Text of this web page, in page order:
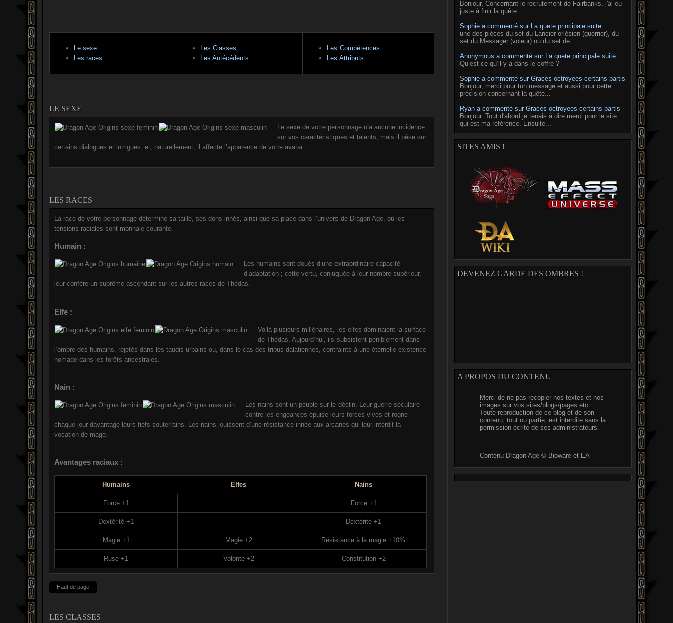
Le sexe
Les races
Les Classes
Les Antécédents
Les Compétences
Les Attributs
LE SEXE
Le sexe de votre personnage n’a aucune incidence
sur vos caractéristiques et talents, mais il pèse sur
certains dialogues et intrigues, et, naturellement, il affecte l’apparence de votre avatar.
LES RACES
La race de votre personnage détermine sa taille, ses dons innés, ainsi que sa place dans l’univers de Dragon Age, où les
tensions raciales sont monnaie courante.
Humain :
Les humains sont doués d’une extraordinaire capacité
d’adaptation ; cette vertu, conjuguée à leur nombre supérieur,
leur confère un suprême ascendant sur les autres races de Thédas.
Elfe :
Voilà plusieurs millénaires, les elfes dominaient la surface
de Thédas. Aujourd’hui, ils subsistent péniblement dans
l’ombre des humains, rejetés dans les taudis urbains ou, dans le cas des tribus dalatiennes, contraints à une éternelle existence
nomade dans les forêts ancestrales.
Nain :
Les nains sont un peuple sur le déclin. Leur guerre séculaire
contre les engeances épuise leurs forces vives et rogne
chaque jour davantage leurs fiefs souterrains. Les nains jouissent d’une résistance innée aux arcanes qui leur interdit la
vocation de mage.
Avantages raciaux :
Humains Elfes Nains
Force +1 Force +1
Dextérité +1 Dextérité +1
Magie +1 Magie +2 Résistance à la magie +10%
Ruse +1 Volonté +2 Constitution +2
Haut de page
LES CLASSES
Bonjour, Concernant le recrutement de Fairbanks, j'ai eu
juste à finir la quête...
Sophie a commenté sur La quete principale suite
une des pièces du set du Lancier orlésien (guerrier), du
set du Messager (voleur) ou du set de...
Anonymous a commenté sur La quete principale suite
Qu’est-ce qu’il y a dans le coffre ?
Sophie a commenté sur Graces octroyees certains partis
Bonjour, merci pour ton message et aussi pour cette
précision concernant la quête...
Ryan a commenté sur Graces octroyees certains partis
Bonjour. Tout d'abord je tenais à dire merci pour le site
qui est ma référence. Ensuite...
SITES AMIS !
DEVENEZ GARDE DES OMBRES !
A PROPOS DU CONTENU
Merci de ne pas recopier nos textes et nos
images sur vos sites/blogs/pages etc...
Toute reproduction de ce blog et de son
contenu, tout ou partie, est interdite sans la
permission écrite de ses administrateurs.
Contenu Dragon Age © Bioware et EA